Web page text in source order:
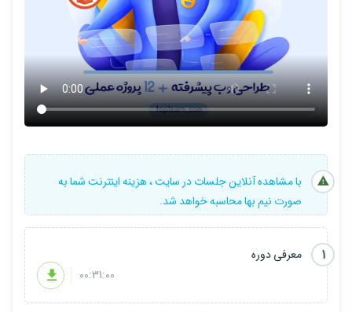
تکنولوژی مدیا کوئری در css استفاده خواهیم کرد تا بتونیم بهترین
عملکرد رو در طراحی قالب های خودمون داشته باشیم.
- ما در کنار طراحی کردن قالب های خودمون میایم و ویدیو های آموزشی
کوتاهی قرار خواهیم داد و راجب بخش های مختلف توضیحات جامعی رو
همچنین راجب فلکس باکس ها و انیمیشن ها و و و
پیش نیاز های دوره :
- Html و css رو باید به صورت متوسطه بلد باشید.
با مشاهده آنلاین جلسات در سایت ، هزینه اینترنت شما به
صورت نیم بها محاسبه خواهد شد.
1
معرفی دوره
00:31:00